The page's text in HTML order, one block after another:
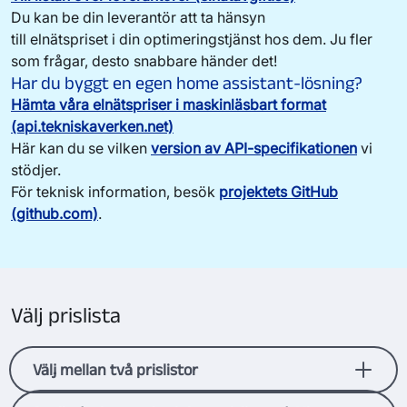
Du kan be din leverantör att ta hänsyn
till elnätspriset i din optimeringstjänst hos dem. Ju fler
som frågar, desto snabbare händer det!
Har du byggt en egen homeassistant-lösning?
Hämta våra elnätspriser i maskinläsbart format
(api.tekniskaverken.net)
Här kan du se vilken version av API-specifikationen vi
stödjer.
För teknisk information, besök projektets GitHub
(github.com).
Välj prislista
Välj mellan två prislistor